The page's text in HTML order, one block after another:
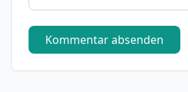
Kommentar absenden